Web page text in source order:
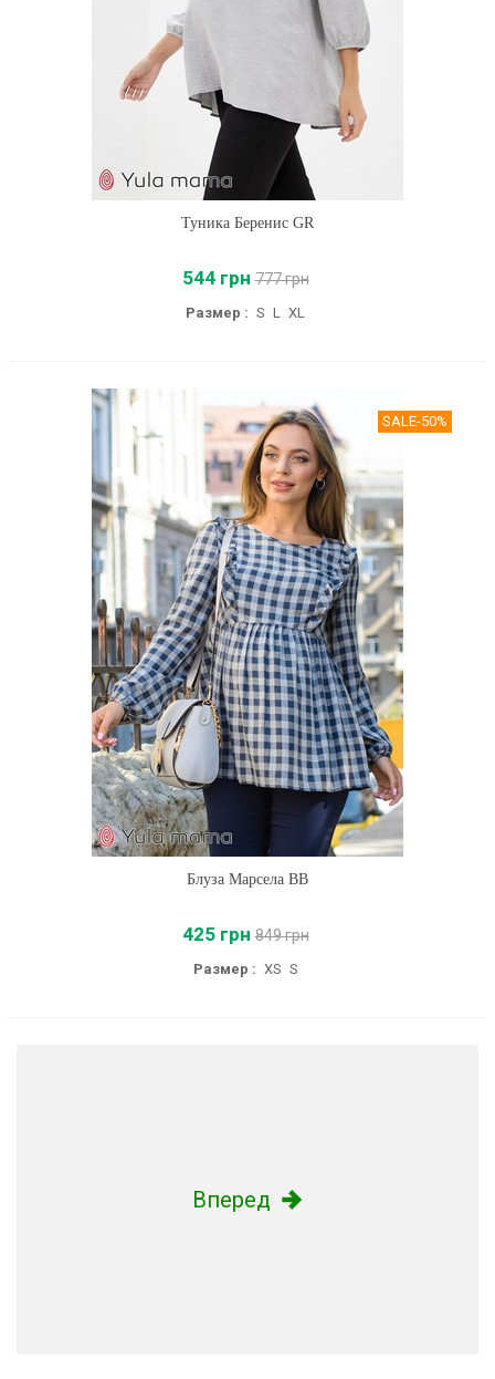
Туника Беренис GR
544 грн 777 грн
Размер : S L XL
SALE-50%
Блуза Марсела BB
425 грн 849 грн
Размер : XS S
Вперед